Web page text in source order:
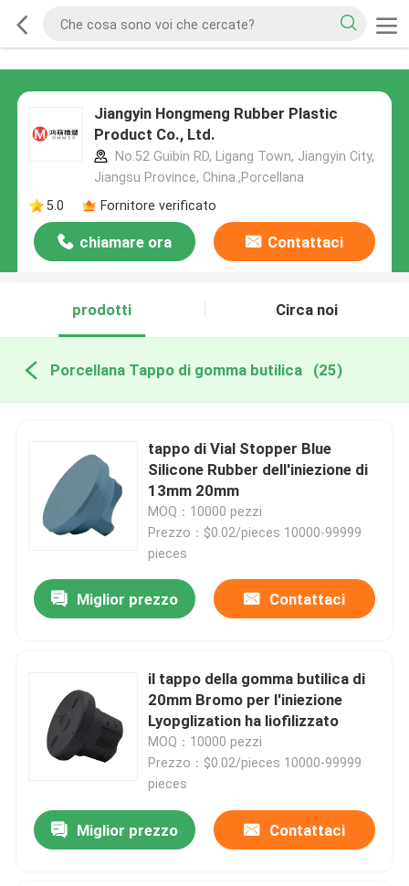
Jiangyin Hongmeng Rubber Plastic
Product Co., Ltd.
No.52 Guibin RD, Ligang Town, Jiangyin City,
Jiangsu Province, China.,Porcellana
5.0
Fornitore verificato
chiamare ora Contattaci
prodotti Circa noi
Porcellana Tappo di gomma butilica (25)
tappo di Vial Stopper Blue
Silicone Rubber dell'iniezione di
13mm 20mm
MOQ：10000 pezzi
Prezzo：$0.02/pieces 10000-99999
pieces
Miglior prezzo Contattaci
il tappo della gomma butilica di
20mm Bromo per l'iniezione
Lyopglization ha liofilizzato
MOQ：10000 pezzi
Prezzo：$0.02/pieces 10000-99999
pieces
Miglior prezzo Contattaci